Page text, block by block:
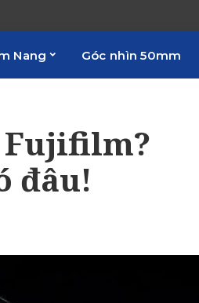
Nang Góc nhìn 50mm
Fujifilm?
đâu!